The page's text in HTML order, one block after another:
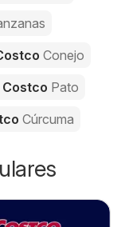
Conejo
Costco Pato
Cúrcuma